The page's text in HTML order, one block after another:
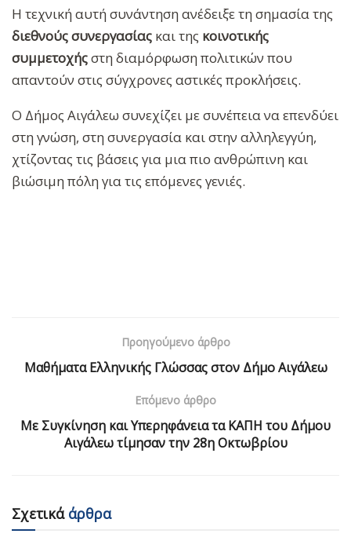
Η τεχνική αυτή συνάντηση ανέδειξε τη σημασία της
διεθνούς συνεργασίας και της κοινοτικής
συμμετοχήςστη διαμόρφωση πολιτικών που
απαντούν στις σύγχρονες αστικές προκλήσεις.
Ο Δήμος Αιγάλεω συνεχίζει με συνέπεια να επενδύει
στη γνώση, στη συνεργασία και στην αλληλεγγύη,
χτίζοντας τις βάσεις για μια πιο ανθρώπινη και
βιώσιμη πόλη για τις επόμενες γενιές.
Προηγούμενο άρθρο
Μαθήματα Ελληνικής Γλώσσας στον Δήμο Αιγάλεω
Επόμενο άρθρο
Με Συγκίνηση και Υπερηφάνεια τα ΚΑΠΗ του Δήμου
Αιγάλεω τίμησαν την 28η Οκτωβρίου
Σχετικάάρθρα